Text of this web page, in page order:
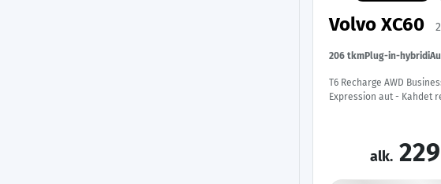
Volvo XC60
206 tkmPlug-in-hybridi
T6 Recharge AWD
Expression aut - Kahdet
alk. 229